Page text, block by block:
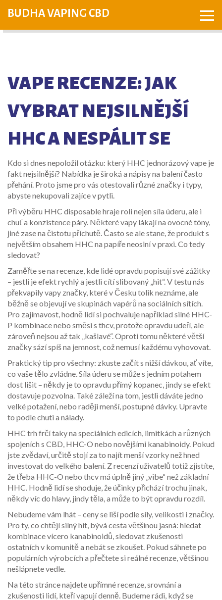
BUDHA VAPING CBD
VAPE RECENZE: JAK
VYBRAT NEJSILNĚJŠÍ
HHC A NESPÁLIT SE
Kdo si dnes nepoložil otázku: který HHC jednorázový vape je
fakt nejsilnější? Nabídka je široká a nápisy na balení často
přehání. Proto jsme pro vás otestovali různé značky i typy,
abyste nekupovali zajíce v pytli.
Při výběru HHC disposable hraje roli nejen síla úderu, ale i
chuť a konzistence páry. Některé vapy lákají na ovocné tóny,
jiné zase na čistotu příchutě. Často se ale stane, že produkt s
největším obsahem HHC na papíře neoslní v praxi. Co tedy
sledovat?
Zaměřte se na recenze, kde lidé opravdu popisují své zážitky
– jestli je efekt rychlý a jestli cítí slibovaný „hit“. V testu nás
překvapily vapy značky, které v Česku tolik neznáme, ale
běžně se objevují ve skupinách vapérů na sociálních sítích.
Pro zajímavost, hodně lidí si pochvaluje například silné HHC-
P kombinace nebo směsi s thcv, protože opravdu udeří, ale
zároveň nejsou až tak „kašlavé“. Oproti tomu některé větší
značky sází spíš na jemnost, což nemusí každému vyhovovat.
Praktický tip pro všechny: zkuste začít s nižší dávkou, ať víte,
co vaše tělo zvládne. Síla úderu se může s jedním potahem
dost lišit – někdy je to opravdu přímý kopanec, jindy se efekt
dostavuje pozvolna. Také záleží na tom, jestli dáváte jedno
velké potažení, nebo raději menší, postupné dávky. Upravte
to podle chuti a nálady.
HHC trh frčí taky na speciálních edicích, limitkách a různých
spojeních s CBD, HHC-O nebo novějšími kanabinoidy. Pokud
jste zvědaví, určitě stojí za to najít menší vzorky než hned
investovat do velkého balení. Z recenzí uživatelů totiž zjistíte,
že třeba HHC-O nebo thcv má úplně jiný „vibe“ než základní
HHC. Hodně lidí se shoduje, že účinky přichází trochu jinak,
někdy víc do hlavy, jindy těla, a může to být opravdu rozdíl.
Nebudeme vám lhát – ceny se liší podle síly, velikosti i značky.
Pro ty, co chtějí silný hit, bývá cesta většinou jasná: hledat
kombinace vícero kanabinoidů, sledovat zkušenosti
ostatních v komunitě a nebát se zkoušet. Pokud sáhnete po
populárních výrobcích a přečtete si reálné recenze, většinou
nešlápnete vedle.
Na této stránce najdete upřímné recenze, srovnání a
zkušenosti lidí, kteří vapují denně. Budeme rádi, když se